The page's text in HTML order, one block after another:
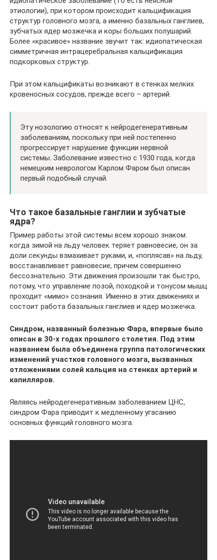
этиологии), при котором происходит кальцификация
структур головного мозга, а именно базальных ганглиев,
зубчатых ядер мозжечка и коры больших полушарий.
Более «красивое» название звучит так: идиопатическая
симметричная интрацеребральная кальцификация
подкорковых структур.
При этом кальцификаты возникают в стенках мелких
кровеносных сосудов, прежде всего – артерий.
Эту нозологию относят к нейродегенеративным
заболеваниям, поскольку при ней постепенно
прогрессирует нарушение функции нервной
системы. Заболевание известно с 1930 года, когда
немецким неврологом Карлом Фаром был описан
первый подобный случай.
Что такое базальные ганглии и зубчатые
ядра?
Пример работы этой системы всем хорошо знаком:
когда зимой на льду человек теряет равновесие, он за
доли секунды взмахивает руками, и, «поплясав» на льду,
восстанавливает равновесие, причем совершенно
бессознательно. Эти движения произошли так быстро,
потому, что управление позой, походкой и тонусом мышц
проходит «мимо» сознания. Именно в этих движениях и
состоит работа базальных ганглиев и ядер мозжечка.
Синдром, названный болезнью Фара, впервые было
описан в 30-х годах прошлого столетия. Под этим
названием была объединена группа патологических
изменений участков головного мозга, вызванных
отложениями солей кальция на стенках артерий и
капилляров.
Являясь нейродегенеративным заболеванием ЦНС,
синдром Фара приводит к медленному угасанию
основных функций головного мозга.